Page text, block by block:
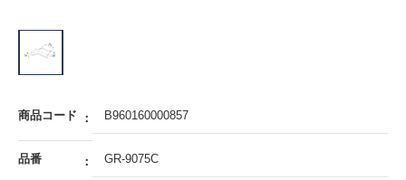
商品コード B960160000857
品番 GR-9075C